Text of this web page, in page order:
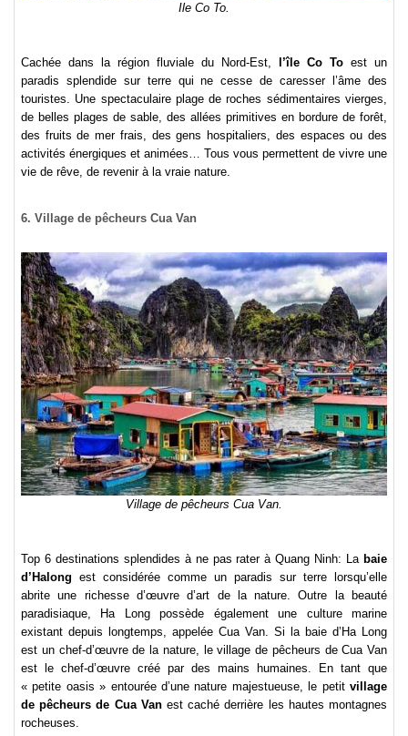
Ile Co To.
Cachée dans la région fluviale du Nord-Est, l’île Co To est un
paradis splendide sur terre qui ne cesse de caresser l’âme des
touristes. Une spectaculaire plage de roches sédimentaires vierges,
de belles plages de sable, des allées primitives en bordure de forêt,
des fruits de mer frais, des gens hospitaliers, des espaces ou des
activités énergiques et animées… Tous vous permettent de vivre une
vie de rêve, de revenir à la vraie nature.
6. Village de pêcheurs Cua Van
Village de pêcheurs Cua Van.
Top 6 destinations splendides à ne pas rater à Quang Ninh: La baie
d’Halong est considérée comme un paradis sur terre lorsqu’elle
abrite une richesse d’œuvre d’art de la nature. Outre la beauté
paradisiaque, Ha Long possède également une culture marine
existant depuis longtemps, appelée Cua Van. Si la baie d’Ha Long
est un chef-d’œuvre de la nature, le village de pêcheurs de Cua Van
est le chef-d’œuvre créé par des mains humaines. En tant que
« petite oasis » entourée d’une nature majestueuse, le petit village
de pêcheurs de Cua Vanest caché derrière les hautes montagnes
rocheuses.